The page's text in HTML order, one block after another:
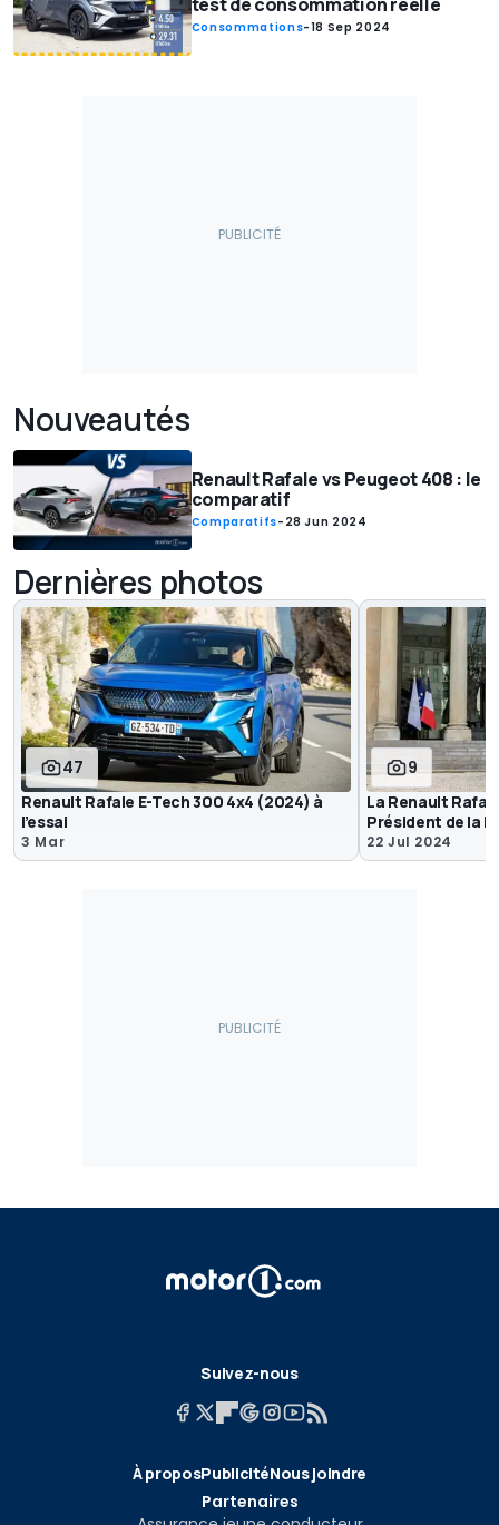
test de consommation réelle
Consommations-18 Sep 2024
Nouveautés
Renault Rafale vs Peugeot 408 : le
comparatif
Comparatifs- 28 Jun 2024
Dernières photos
47
Renault Rafale E-Tech 300 4x4 (2024) à
l’essai
3 Mar
9
La Renault
Président de la
22 Jul 2024
Suivez-nous
À proposPublicitéNous joindre
Partenaires